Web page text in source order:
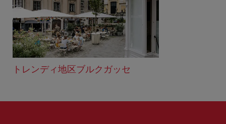
トレンディ地区ブルクガッセ